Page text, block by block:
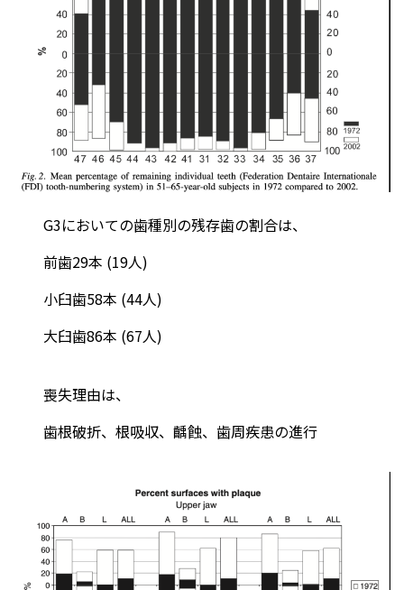
G3においての歯種別の残存歯の割合は、
前歯29本 (19人)
小臼歯58本 (44人)
大臼歯86本 (67人)
喪失理由は、
歯根破折、根吸収、齲蝕、歯周疾患の進行